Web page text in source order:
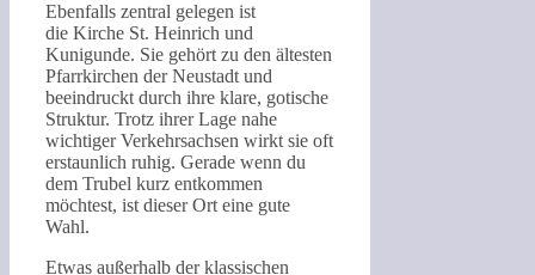
Ebenfalls zentral gelegen ist
die Kirche St. Heinrich und
Kunigunde. Sie gehört zu den ältesten
Pfarrkirchen der Neustadt und
beeindruckt durch ihre klare, gotische
Struktur. Trotz ihrer Lage nahe
wichtiger Verkehrsachsen wirkt sie oft
erstaunlich ruhig. Gerade wenn du
dem Trubel kurz entkommen
möchtest, ist dieser Ort eine gute
Wahl.
Etwas außerhalb der klassischen